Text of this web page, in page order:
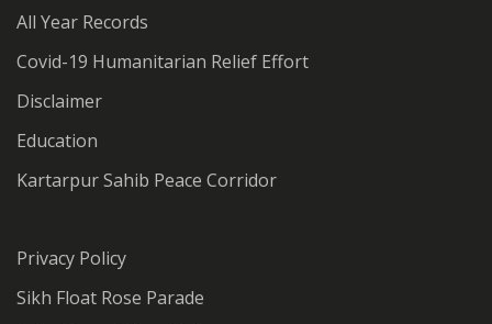
All Year Records
Covid-19 Humanitarian Relief Effort
Disclaimer
Education
Kartarpur Sahib Peace Corridor
Privacy Policy
Sikh Float Rose Parade